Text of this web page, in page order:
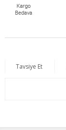
Numune Bedeni : 44
Ürün Boyu: 100 cm
Tavsiye Et